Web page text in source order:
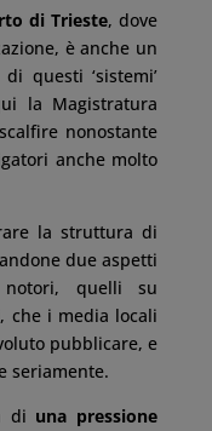
di Trieste, dove
è anche un
questi ‘sistemi’
la Magistratura
nonostante
anche molto
la struttura di
due aspetti
quelli su
, che i media locali
pubblicare, e
seriamente.
di una pressione